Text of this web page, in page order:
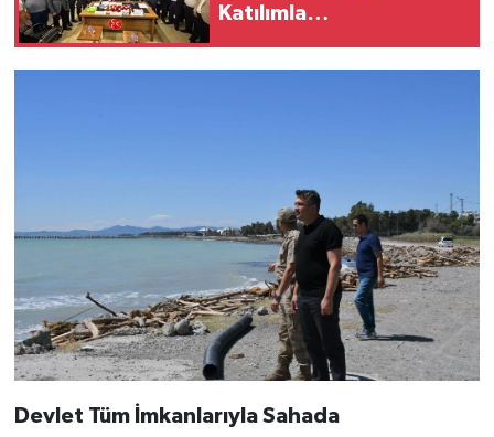
Katılımla
Devlet Tüm İmkanlarıyla Sahada